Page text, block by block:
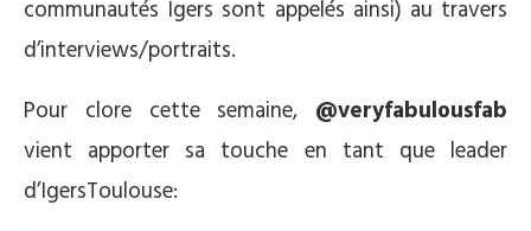
communautés Igers sont appelés ainsi) au travers
d’interviews/portraits.
Pour clore cette semaine, @veryfabulousfab
vient apporter sa touche en tant que leader
d’IgersToulouse: